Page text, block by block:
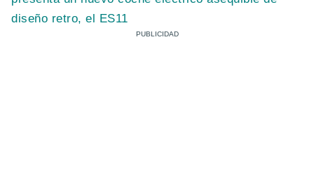
diseño retro, el ES11